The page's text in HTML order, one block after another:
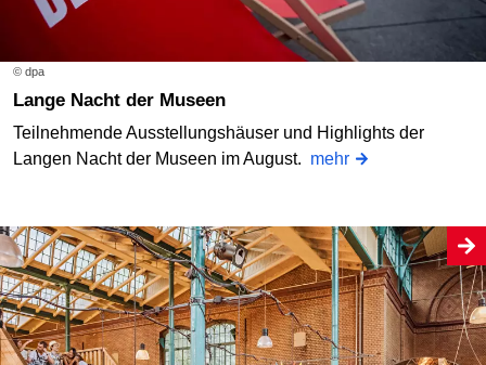
© dpa
Lange Nacht der Museen
Teilnehmende Ausstellungshäuser und Highlights der
Langen Nacht der Museen im August. mehr